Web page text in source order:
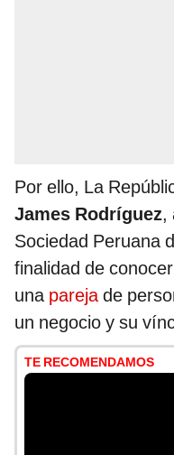
Por ello, La
James Rodríguez,
Sociedad Peruana
finalidad de
una parejade
un negocio y su
TE RECOMENDAMOS